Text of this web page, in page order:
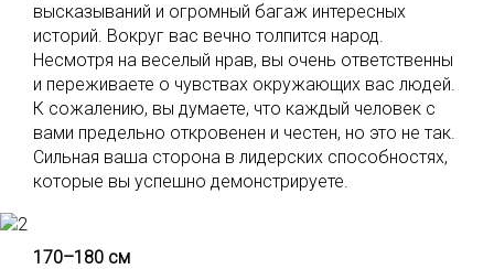
высказываний и огромный багаж интересных
историй. Вокруг вас вечно толпится народ.
Несмотря на веселый нрав, вы очень ответственны
и переживаете о чувствах окружающих вас людей.
К сожалению, вы думаете, что каждый человек с
вами предельно откровенен и честен, но это не так.
Сильная ваша сторона в лидерских способностях,
которые вы успешно демонстрируете.
170–180 см